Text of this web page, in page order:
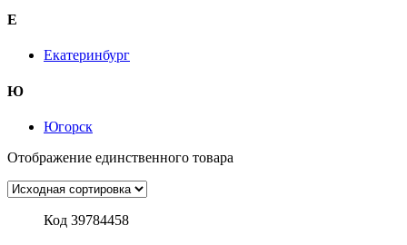
Е
Екатеринбург
Ю
Югорск
Отображение единственного товара
Код 39784458